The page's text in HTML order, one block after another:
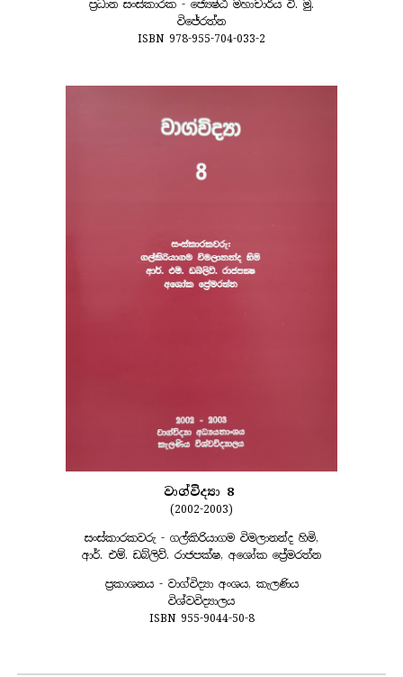
ප්‍රධාන සංස්කාරක - ජ්‍යෙෂ්ඨ මහාචාර්ය වි. මු.
විජේරත්න
ISBN 978-955-704-033-2
වාග්විද්‍යා 8
(2002-2003)
සංස්කාරකවරු - ගල්කිරියාගම විමලානන්ද හිමි,
ආර්. එම්. ඩබ්ලිව්. රාජපක්ෂ, අශෝක ප්‍රේමරත්න
ප්‍රකාශනය - වාග්විද්‍යා අංශය, කැලණිය
විශ්වවිද්‍යාලය
ISBN 955-9044-50-8